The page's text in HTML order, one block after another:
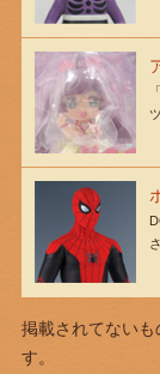
掲載されてない
す。